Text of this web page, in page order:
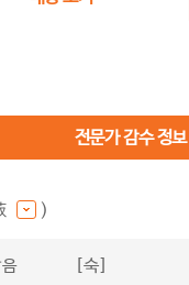
전문가 감수 정보
)
[숙]